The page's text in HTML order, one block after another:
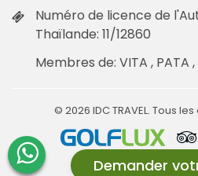
Demander
Numéro de licence de
Thaïlande: 11/12860
Membres de: VITA , PATA ,
© 2026 IDC TRAVEL. Tous